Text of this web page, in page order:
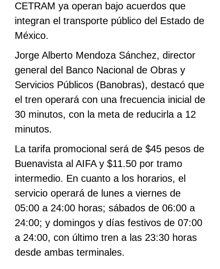
CETRAM ya operan bajo acuerdos que
integran el transporte público del Estado de
México.
Jorge Alberto Mendoza Sánchez, director
general del Banco Nacional de Obras y
Servicios Públicos (Banobras), destacó que
el tren operará con una frecuencia inicial de
30 minutos, con la meta de reducirla a 12
minutos.
La tarifa promocional será de $45 pesos de
Buenavista al AIFA y $11.50 por tramo
intermedio. En cuanto a los horarios, el
servicio operará de lunes a viernes de
05:00 a 24:00 horas; sábados de 06:00 a
24:00; y domingos y días festivos de 07:00
a 24:00, con último tren a las 23:30 horas
desde ambas terminales.